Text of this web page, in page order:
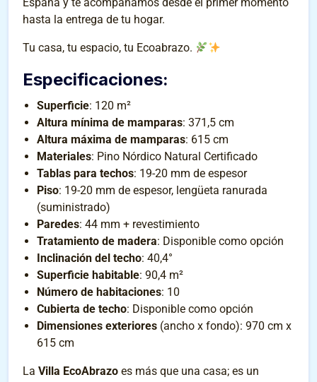
hasta la entrega de tu hogar.
Tu casa, tu espacio, tu Ecoabrazo.
Especificaciones:
Superficie: 120 m²
Altura mínima de mamparas: 371,5 cm
Altura máxima de mamparas: 615 cm
Materiales: Pino Nórdico Natural Certificado
Tablas para techos: 19-20 mm de espesor
Piso: 19-20 mm de espesor, lengüeta ranurada
(suministrado)
Paredes: 44 mm + revestimiento
Tratamiento de madera: Disponible como opción
Inclinación del techo: 40,4°
Superficie habitable: 90,4 m²
Número de habitaciones: 10
Cubierta de techo: Disponible como opción
Dimensiones exteriores (ancho x fondo): 970 cm x
615 cm
La Villa EcoAbrazo es más que una casa; es un